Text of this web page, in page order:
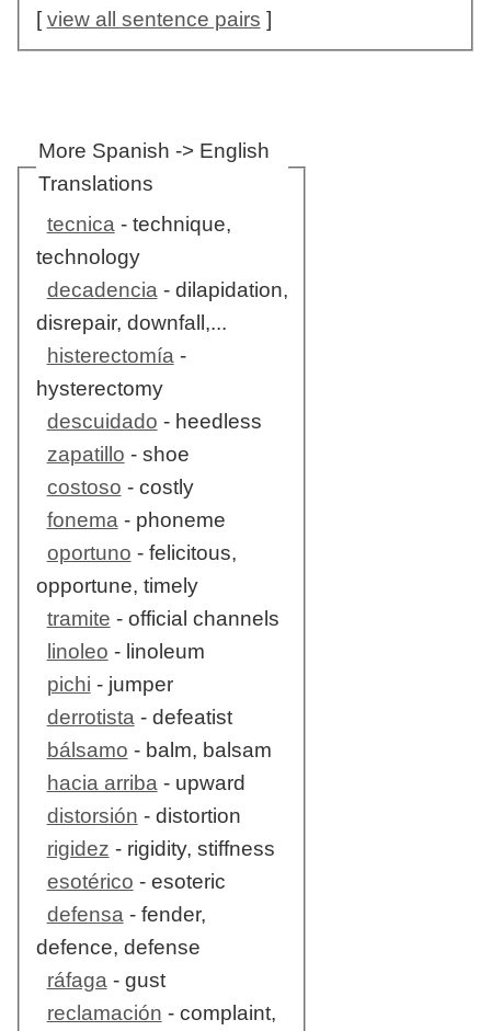
[view all sentence pairs ]
More Spanish -> English
Translations
tecnica - technique,
technology
decadencia - dilapidation,
disrepair, downfall,...
histerectomía -
hysterectomy
descuidado - heedless
zapatillo - shoe
costoso - costly
fonema - phoneme
oportuno - felicitous,
opportune, timely
tramite - official channels
linoleo - linoleum
pichi - jumper
derrotista - defeatist
bálsamo - balm, balsam
hacia arriba - upward
distorsión - distortion
rigidez - rigidity, stiffness
esotérico - esoteric
defensa - fender,
defence, defense
ráfaga - gust
reclamación - complaint,